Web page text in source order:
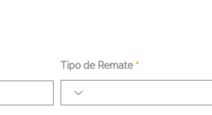
Tipo de Remate